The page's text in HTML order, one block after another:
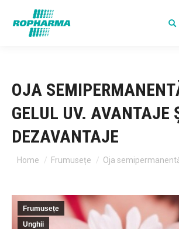
OJA
GELUL UV. AVANTAJE
DEZAVANTAJE
You are here:
Home Frumusețe Oja
Frumusețe
Unghii